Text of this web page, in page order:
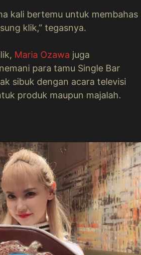
kali bertemu untuk membahas
klik,” tegasnya.
Maria Ozawa juga
para tamu Single Bar
sibuk dengan acara televisi
produk maupun majalah.